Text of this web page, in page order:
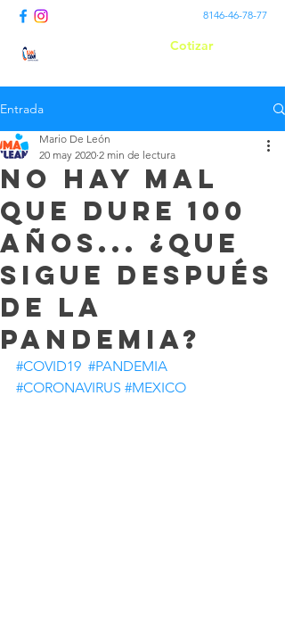
8146-46-78-77
Cotizar
Entrada
NO HAY MAL
QUE DURE 100
AÑOS... ¿QUE
SIGUE DESPUÉS
DE LA
PANDEMIA?
Mario De León
20 may 2020 2 min de lectura
#COVID19 #PANDEMIA
#CORONAVIRUS #MEXICO